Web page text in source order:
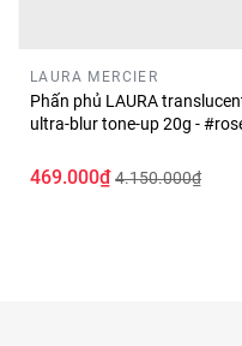
LAURA MERCIER
Phấn phủ LAURA
ultra-blur tone-up 20g -
469.000₫ 4.150.000₫